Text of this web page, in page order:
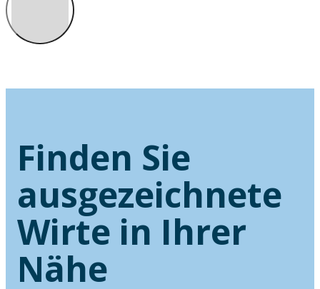
Finden Sie
ausgezeichnete
Wirte in Ihrer
Nähe